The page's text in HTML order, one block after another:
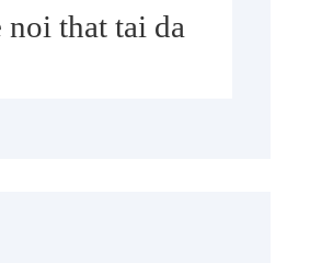
noi that tai da